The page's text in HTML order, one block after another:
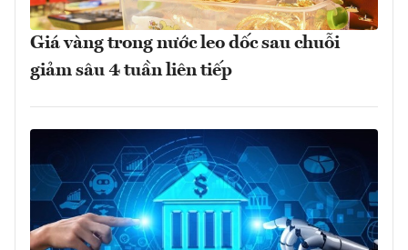
Giá vàng trong nước leo dốc sau chuỗi
giảm sâu 4 tuần liên tiếp